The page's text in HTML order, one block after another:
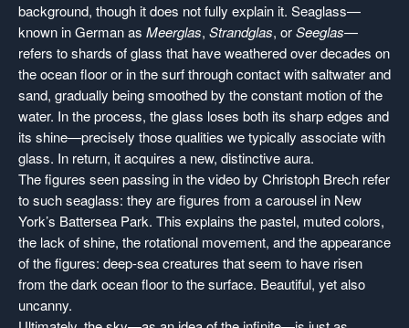
background, though it does not fully explain it. Seaglass—
known in German as Meerglas, Strandglas, orSeeglas—
refers to shards of glass that have weathered over decades on
the ocean floor or in the surf through contact with saltwater and
sand, gradually being smoothed by the constant motion of the
water. In the process, the glass loses both its sharp edges and
its shine—precisely those qualities we typically associate with
glass. In return, it acquires a new, distinctive aura.
The figures seen passing in the video by Christoph Brech refer
to such seaglass: they are figures from a carousel in New
York’s Battersea Park. This explains the pastel, muted colors,
the lack of shine, the rotational movement, and the appearance
of the figures: deep-sea creatures that seem to have risen
from the dark ocean floor to the surface. Beautiful, yet also
uncanny.